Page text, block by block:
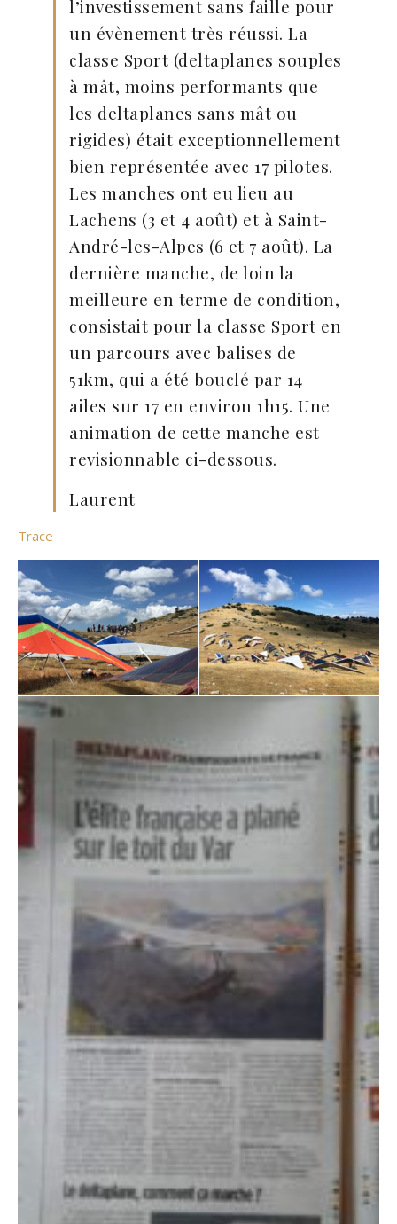
l’investissement sans faille pour
un évènement très réussi. La
classe Sport (deltaplanes souples
à mât, moins performants que
les deltaplanes sans mât ou
rigides) était exceptionnellement
bien représentée avec 17 pilotes.
Les manches ont eu lieu au
Lachens (3 et 4 août) et à Saint-
André-les-Alpes (6 et 7 août). La
dernière manche, de loin la
meilleure en terme de condition,
consistait pour la classe Sport en
un parcours avec balises de
51km, qui a été bouclé par 14
ailes sur 17 en environ 1h15. Une
animation de cette manche est
revisionnable ci-dessous.
Laurent
Trace